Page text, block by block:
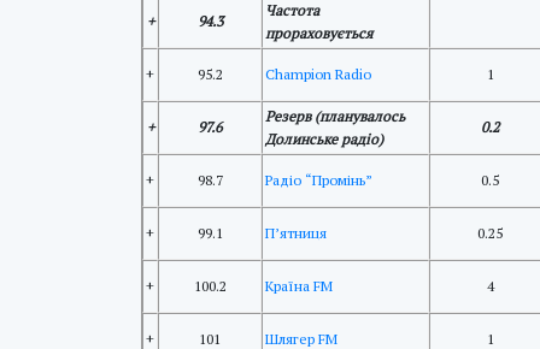
+ 94.3
Частота
прораховується
+ 95.2 Champion Radio 1
+ 97.6
Резерв (планувалось
Долинське радіо)
0.2
+ 98.7 Радіо “Промінь” 0.5
+ 99.1 П’ятниця 0.25
+ 100.2 Країна FM 4
+ 101 Шлягер FM 1